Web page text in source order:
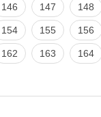
146 147 148
154 155 156
162 163 164